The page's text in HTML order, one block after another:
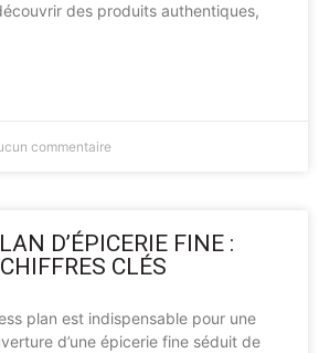
des produits authentiques,
commentaire
D’ÉPICERIE FINE :
CLÉS
plan est indispensable pour une
d’une épicerie fine séduit de